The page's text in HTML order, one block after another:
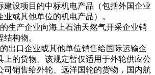
建设项目的中标机电产品（包括外国企业
或其他单位的机电产品）。
产企业向海上石油天然气开采企业销
构物。
口企业或其他单位销售给国际运输企
上的货物。该规定暂仅适用于外轮供应公
司销售给外轮、远洋国轮的货物，国内航